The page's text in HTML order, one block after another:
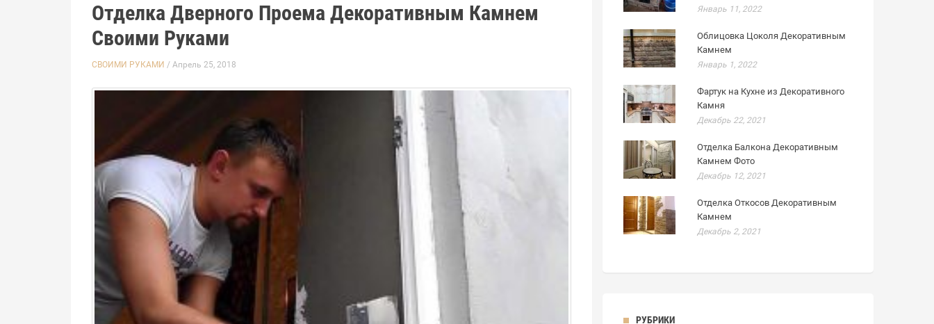
Отделка Дверного Проема Декоративным Камнем
Своими Руками
СВОИМИ РУКАМИ / Апрель 25, 2018
Январь 11, 2022
Облицовка Цоколя Декоративным
Камнем
Январь 1, 2022
Фартук на Кухне из Декоративного
Камня
Декабрь 22, 2021
Отделка Балкона Декоративным
Камнем Фото
Декабрь 12, 2021
Отделка Откосов Декоративным
Камнем
Декабрь 2, 2021
РУБРИКИ